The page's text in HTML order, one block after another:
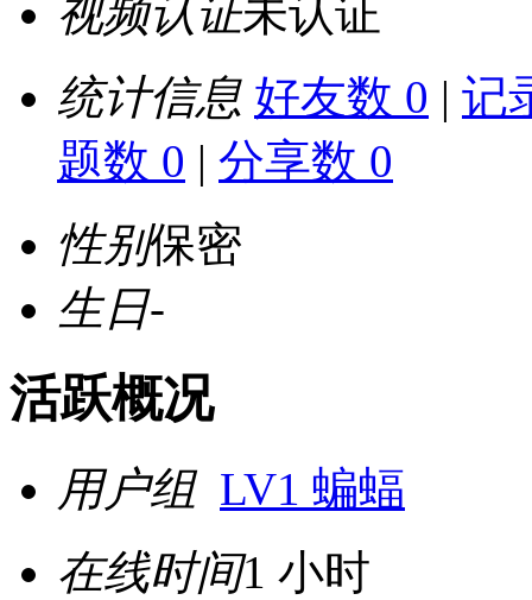
视频认证未认证
统计信息 好友数 0 | 记
题数 0 | 分享数 0
性别保密
生日-
活跃概况
用户组 LV1 蝙蝠
在线时间1 小时